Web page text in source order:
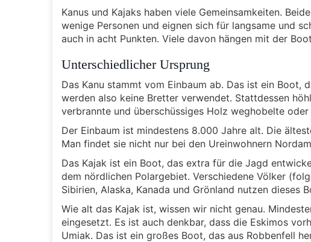
Kanus und Kajaks haben viele Gemeinsamkeiten.
wenige Personen und eignen sich für langsame und
auch in acht Punkten. Viele davon hängen mit der
Unterschiedlicher Ursprung
Das Kanu stammt vom Einbaum ab. Das ist ein Boot,
werden also keine Bretter verwendet. Stattdessen
verbrannte und überschüssiges Holz weghobelte
Der Einbaum ist mindestens 8.000 Jahre alt. Die
Man findet sie nicht nur bei den Ureinwohnern
Das Kajak ist ein Boot, das extra für die Jagd
dem nördlichen Polargebiet. Verschiedene Völker
Sibirien, Alaska, Kanada und Grönland nutzen dieses
Wie alt das Kajak ist, wissen wir nicht genau.
eingesetzt. Es ist auch denkbar, dass die Eskimos
Umiak. Das ist ein großes Boot, das aus Robbenfell